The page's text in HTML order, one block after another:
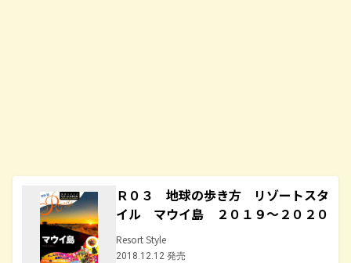
Ｒ０３ 地球の歩き方 リゾートスタ
イル マウイ島 ２０１９～２０２０
Resort Style
2018.12.12 発売